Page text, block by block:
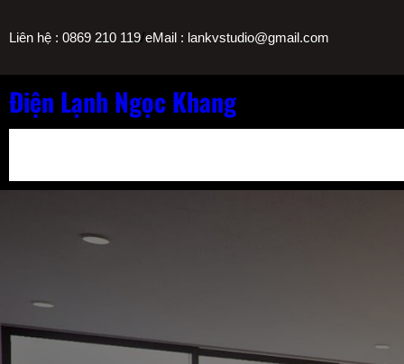
đến
nội
dung
Liên hệ : 0869 210 119/eMail : lankvstudio@gmail.com
Điện Lạnh Ngọc Khang